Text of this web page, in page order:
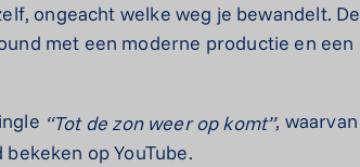
ongeacht welke weg je bewandelt. De
met een moderne productie en een
“Tot de zon weer op komt”, waarvan
op YouTube.